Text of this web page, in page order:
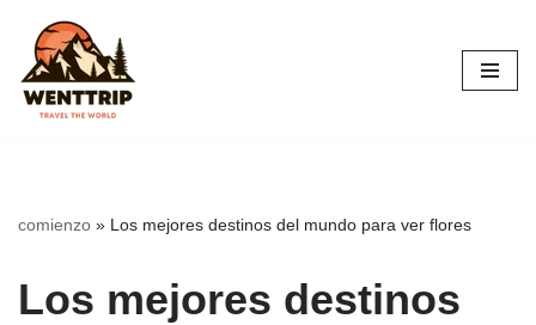
Saltar
al
contenido
comienzo » Los mejores destinos del mundo para ver flores
Los mejores destinos